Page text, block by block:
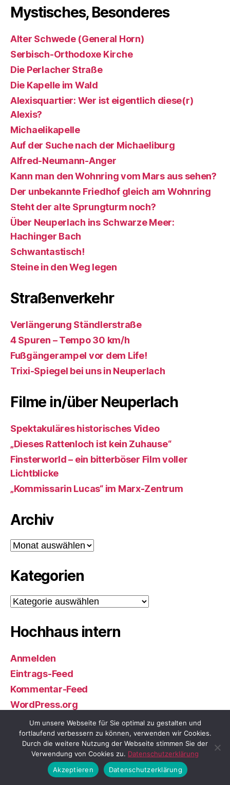
Mystisches, Besonderes
Alter Schwede (General Horn)
Serbisch-Orthodoxe Kirche
Die Perlacher Straße
Die Kapelle im Wald
Alexisquartier: Wer ist eigentlich diese(r)
Alexis?
Michaelikapelle
Auf der Suche nach der Michaeliburg
Alfred-Neumann-Anger
Kann man den Wohnring vom Mars aus sehen?
Der unbekannte Friedhof gleich am Wohnring
Steht der alte Sprungturm noch?
Über Neuperlach ins Schwarze Meer:
Hachinger Bach
Schwantastisch!
Steine in den Weg legen
Straßenverkehr
Verlängerung Ständlerstraße
4 Spuren – Tempo 30 km/h
Fußgängerampel vor dem Life!
Trixi-Spiegel bei uns in Neuperlach
Filme in/über Neuperlach
Spektakuläres historisches Video
„Dieses Rattenloch ist kein Zuhause“
Finsterworld – ein bitterböser Film voller
Lichtblicke
„Kommissarin Lucas“ im Marx-Zentrum
Archiv
Archiv
Kategorien
Kategorien
Hochhaus intern
Anmelden
Eintrags-Feed
Kommentar-Feed
WordPress.org
Wir auf Facebook
Um unsere Webseite für Sie optimal zu gestalten und
fortlaufend verbessern zu können, verwenden wir Cookies.
Durch die weitere Nutzung der Webseite stimmen Sie der
Verwendung von Cookies zu. Datenschutzerklärung
Akzeptieren
Datenschutzerklärung